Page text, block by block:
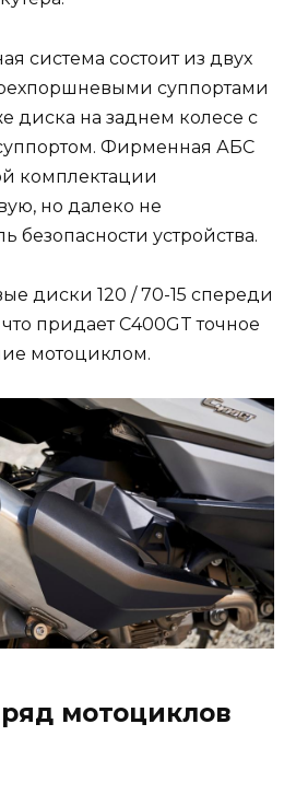
система состоит из двух
суппортами
диска на заднем колесе с
Фирменная АБС
комплектации
но далеко не
безопасности устройства.
диски 120 / 70-15 спереди
придает C400GT точное
мотоциклом.
мотоциклов